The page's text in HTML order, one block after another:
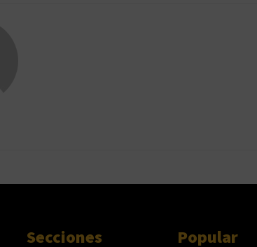
Secciones Popular